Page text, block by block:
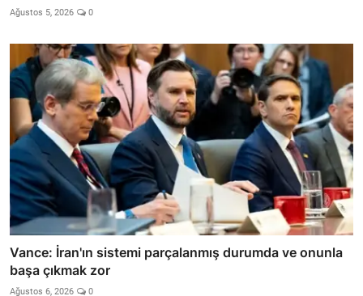
Ağustos 5, 2026 0
Vance: İran'ın sistemi parçalanmış durumda ve onunla
başa çıkmak zor
Ağustos 6, 2026 0